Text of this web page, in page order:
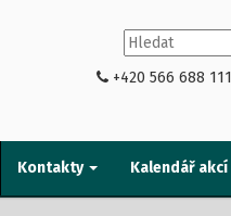
+420 566 688 111
Kontakty Kalendář akcí